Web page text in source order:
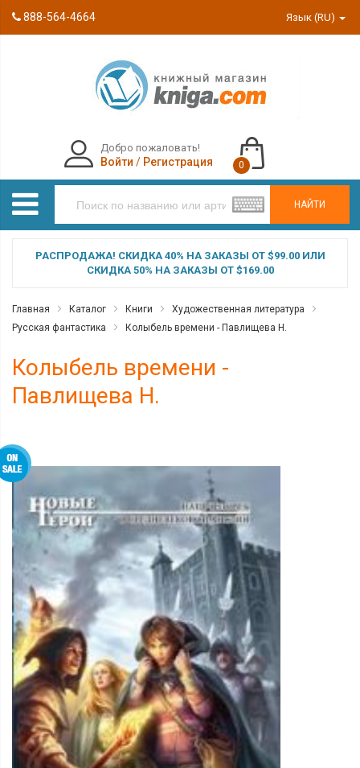
888-564-4664 Язык (RU)
НАЙТИ
Добро пожаловать!
Войти / Регистрация 0
РАСПРОДАЖА! СКИДКА 40% НА ЗАКАЗЫ ОТ $99.00 ИЛИ
СКИДКА 50% НА ЗАКАЗЫ ОТ $169.00
Главная Каталог Книги
Художественная литература
Русская фантастика
Колыбель времени - Павлищева Н.
Колыбель времени -
Павлищева Н.